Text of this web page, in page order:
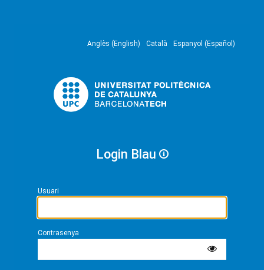
Anglès (English) Català Espanyol (Español)
Login Blau
Usuari
Contrasenya